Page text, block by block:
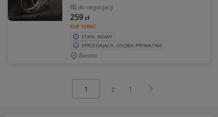
do negocjacji
KUP TERAZ
259zł
STAN: NOWY
SPRZEDAJĄCY: OSOBA PRYWATNA
Banino
z 1 Następna strona